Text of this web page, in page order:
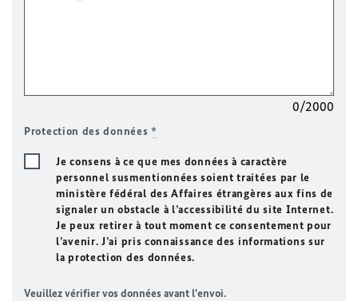
0/2000
Protection des données*
Je consens à ce que mes données à caractère
personnel susmentionnées soient traitées par le
ministère fédéral des Affaires étrangères aux fins de
signaler un obstacle à l’accessibilité du site Internet.
Je peux retirer à tout moment ce consentement pour
l’avenir. J’ai pris connaissance des informations sur
la protection des données.
Veuillez vérifier vos données avant l'envoi.